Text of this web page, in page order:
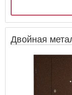
Двойная